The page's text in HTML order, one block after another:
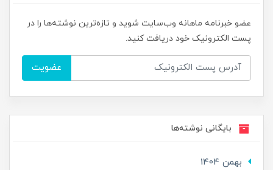
عضو خبرنامه ماهانه وب‌سایت شوید و تازه‌ترین نوشته‌ها را در
پست الکترونیک خود دریافت کنید.
عضویت
بایگانی نوشته‌ها
بهمن 1404